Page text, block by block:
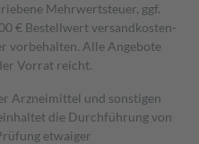
Mehrwertsteuer, ggf.
€ Bestell­wert versand­kosten­
vorbehalten. Alle Angebote
Vorrat reicht.
Arzneimittel und sonstigen
die Durchführung von
etwaiger